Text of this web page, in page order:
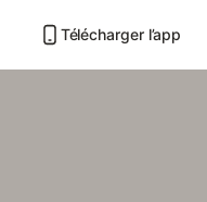
Télécharger l’app